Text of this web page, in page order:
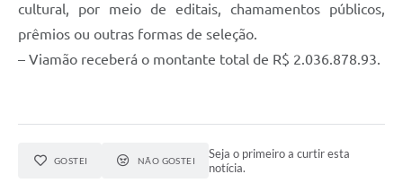
cultural, por meio de editais, chamamentos públicos,
prêmios ou outras formas de seleção.
– Viamão receberá o montante total de R$ 2.036.878.93.
GOSTEI NÃO GOSTEI
Seja o primeiro a curtir esta
notícia.